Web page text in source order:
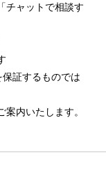
チャットで相談す
証するものでは
内いたします。